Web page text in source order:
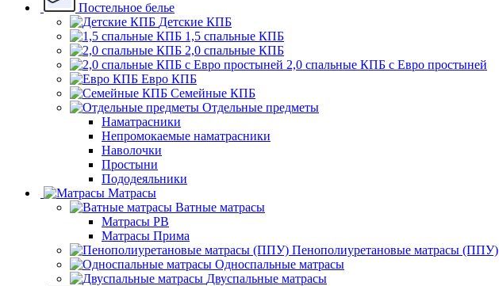
Постельное белье
Детские КПБ
1,5 спальные КПБ
2,0 спальные КПБ
2,0 спальные КПБ с Евро простыней
Евро КПБ
Семейные КПБ
Отдельные предметы
Наматрасники
Непромокаемые наматрасники
Наволочки
Простыни
Пододеяльники
Матрасы
Ватные матрасы
Матрасы РВ
Матрасы Прима
Пенополиуретановые матрасы (ППУ)
Односпальные матрасы
Двуспальные матрасы